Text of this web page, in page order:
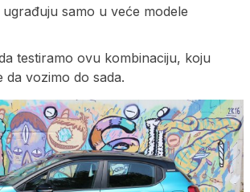
samo u veće modele
testiramo ovu kombinaciju, koju
da vozimo do sada.